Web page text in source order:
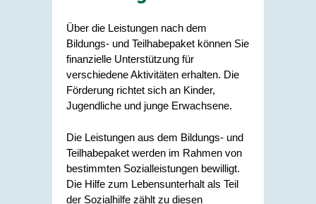
Über die Leistungen nach dem
Bildungs- und Teilhabepaket können Sie
finanzielle Unterstützung für
verschiedene Aktivitäten erhalten. Die
Förderung richtet sich an Kinder,
Jugendliche und junge Erwachsene.
Die Leistungen aus dem Bildungs- und
Teilhabepaket werden im Rahmen von
bestimmten Sozialleistungen bewilligt.
Die Hilfe zum Lebensunterhalt als Teil
der Sozialhilfe zählt zu diesen